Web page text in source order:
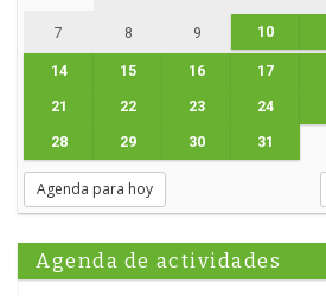
7 8 9 10
14 15 16 17
21 22 23 24
28 29 30 31
Agenda para hoy
Agenda de actividades